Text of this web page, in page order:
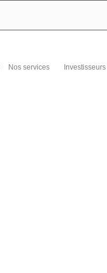
Nos services Investisseurs